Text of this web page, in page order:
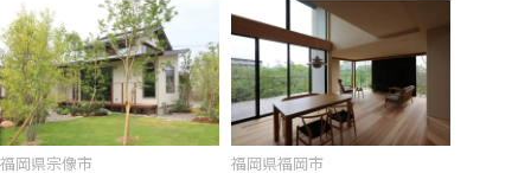
福岡県宗像市 福岡県福岡市